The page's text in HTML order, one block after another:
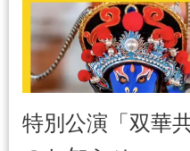
特別公演「双華